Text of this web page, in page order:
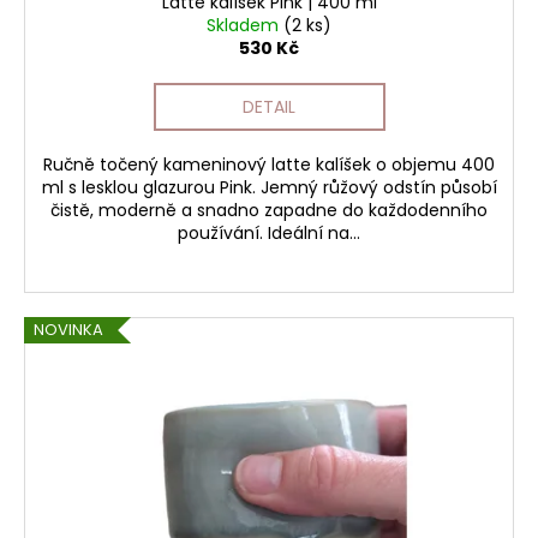
Skladem (2 ks)
530 Kč
DETAIL
Ručně točený kameninový latte kalíšek o objemu 400
ml s lesklou glazurou Pink. Jemný růžový odstín působí
čistě, moderně a snadno zapadne do každodenního
používání. Ideální na...
NOVINKA